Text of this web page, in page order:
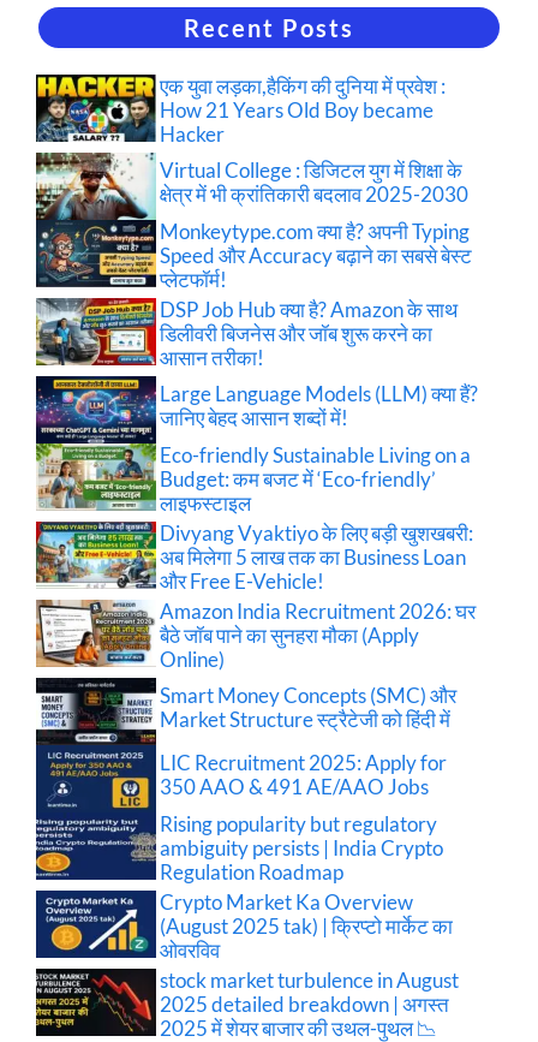
Recent Posts
एक युवा लड़का,हैकिंग की दुनिया में प्रवेश :
How 21 Years Old Boy became
Hacker
Virtual College : डिजिटल युग में शिक्षा के
क्षेत्र में भी क्रांतिकारी बदलाव 2025-2030
Monkeytype.com क्या है? अपनी Typing
Speed और Accuracy बढ़ाने का सबसे बेस्ट
प्लेटफॉर्म!
DSP Job Hub क्या है? Amazon के साथ
डिलीवरी बिजनेस और जॉब शुरू करने का
आसान तरीका!
Large Language Models (LLM) क्या हैं?
जानिए बेहद आसान शब्दों में!
Eco-friendly Sustainable Living on a
Budget: कम बजट में ‘Eco-friendly’
लाइफस्टाइल
Divyang Vyaktiyo के लिए बड़ी खुशखबरी:
अब मिलेगा 5 लाख तक का Business Loan
और Free E-Vehicle!
Amazon India Recruitment 2026: घर
बैठे जॉब पाने का सुनहरा मौका (Apply
Online)
Smart Money Concepts (SMC) और
Market Structure स्ट्रैटेजी को हिंदी में
LIC Recruitment 2025: Apply for
350 AAO & 491 AE/AAO Jobs
Rising popularity but regulatory
ambiguity persists | India Crypto
Regulation Roadmap
Crypto Market Ka Overview
(August 2025 tak) | क्रिप्टो मार्केट का
ओवरविव
stock market turbulence in August
2025 detailed breakdown | अगस्त
2025 में शेयर बाजार की उथल-पुथल 📉